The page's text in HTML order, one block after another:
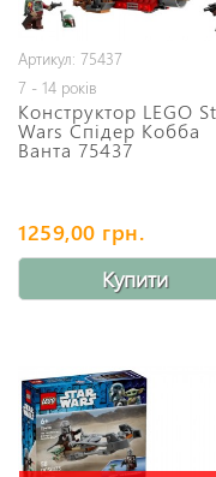
Артикул: 75437
7 - 14 років
Конструктор LEGO
Wars Спідер Кобба
Ванта 75437
1259,00 грн.
Купити